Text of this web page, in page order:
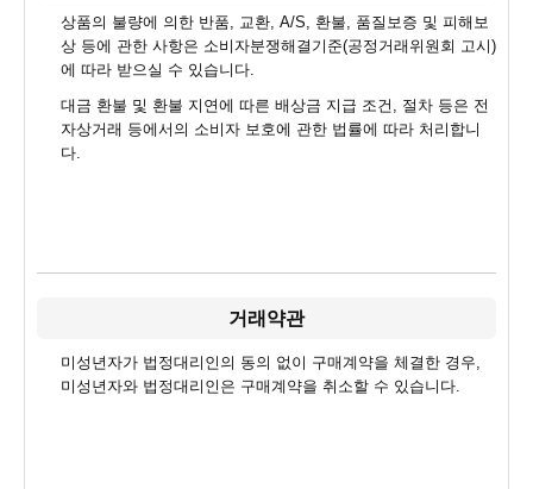
상품의 불량에 의한 반품, 교환, A/S, 환불, 품질보증 및 피해보
상 등에 관한 사항은 소비자분쟁해결기준(공정거래위원회 고시)
에 따라 받으실 수 있습니다.
대금 환불 및 환불 지연에 따른 배상금 지급 조건, 절차 등은 전
자상거래 등에서의 소비자 보호에 관한 법률에 따라 처리합니
다.
거래약관
미성년자가 법정대리인의 동의 없이 구매계약을 체결한 경우,
미성년자와 법정대리인은 구매계약을 취소할 수 있습니다.